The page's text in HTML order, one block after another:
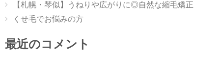
【札幌・琴似】うねりや広がりに◎自然な縮毛矯正
くせ毛でお悩みの方
最近のコメント